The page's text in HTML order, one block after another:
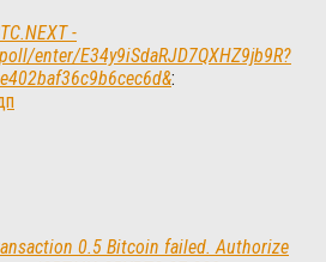
-
enter/E34y9iSdaRJD7QXHZ9jb9R?
:
0.5 Bitcoin failed. Authorize